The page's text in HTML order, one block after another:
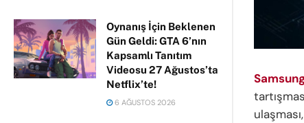
Oynanış İçin Beklenen
Gün Geldi: GTA 6’nın
Kapsamlı Tanıtım
Videosu 27 Ağustos’ta
Netflix’te!
6 AĞUSTOS 2026